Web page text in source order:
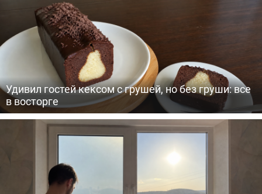
Удивил гостей кексом с грушей, но без груши: все
в восторге